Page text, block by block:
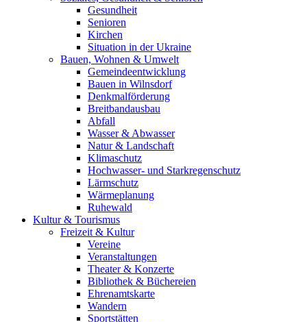
Gesundheit
Senioren
Kirchen
Situation in der Ukraine
Bauen, Wohnen & Umwelt
Gemeindeentwicklung
Bauen in Wilnsdorf
Denkmalförderung
Breitbandausbau
Abfall
Wasser & Abwasser
Natur & Landschaft
Klimaschutz
Hochwasser- und Starkregenschutz
Lärmschutz
Wärmeplanung
Ruhewald
Kultur & Tourismus
Freizeit & Kultur
Vereine
Veranstaltungen
Theater & Konzerte
Bibliothek & Büchereien
Ehrenamtskarte
Wandern
Sportstätten